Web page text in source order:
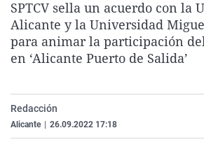
SPTCV sella un acuerdo con la
Alicante y la Universidad
para animar la participación
en ‘Alicante Puerto de Salida’
Redacción
Alicante 26.09.2022 17:18